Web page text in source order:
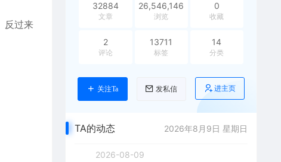
反过来
32884
文章
26,546,146
浏览
0
收藏
2
评论
13711
标签
14
分类
关注Ta 发私信 进主页
TA的动态 2026年8月9日 星期日
2026-08-09